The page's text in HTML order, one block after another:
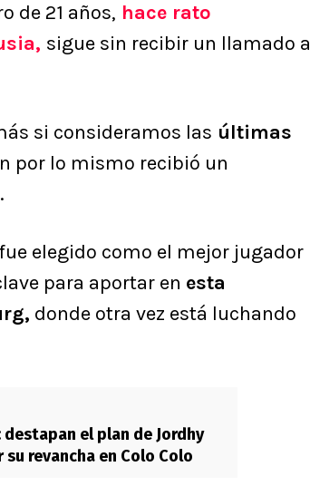
de 21 años, hace rato
sigue sin recibir un llamado a
si consideramos las últimas
por lo mismo recibió un
fue elegido como el mejor jugador
para aportar en esta
donde otra vez está luchando
el plan de Jordhy
revancha en Colo Colo